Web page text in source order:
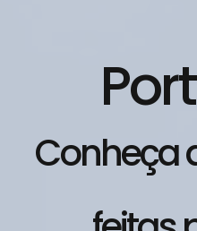
Port
Conheça